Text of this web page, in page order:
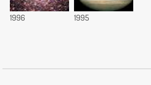
1996 1995